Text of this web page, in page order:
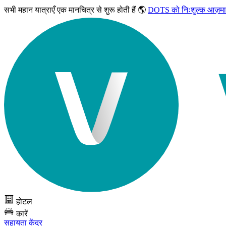
सभी महान यात्राएँएक मानचित्र से शुरू होती हैं 🌎 DOTS को निःशुल्क
होटल
कारें
सहायता केंद्र